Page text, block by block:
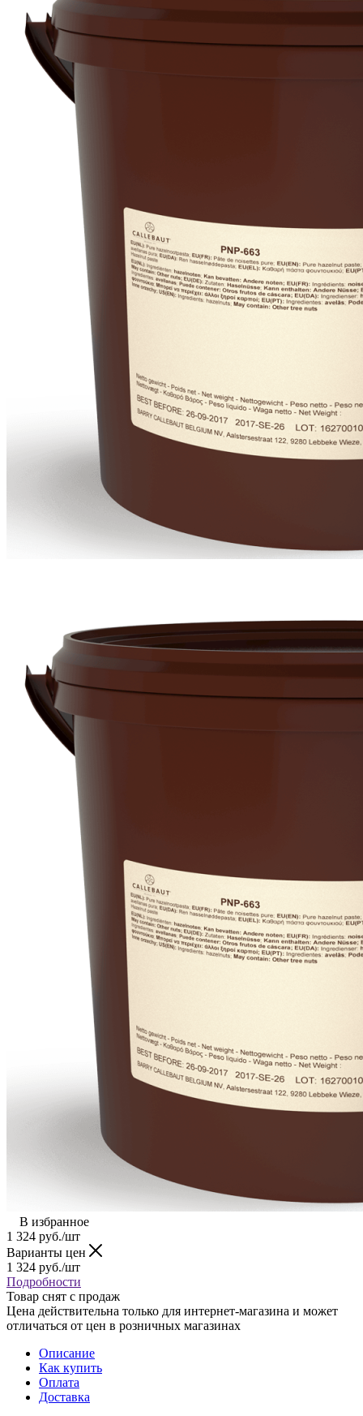
В избранное
1 324 руб./шт
Варианты цен
1 324 руб./шт
Подробности
Товар снят с продаж
Цена действительна только для интернет-магазина и может
отличаться от цен в розничных магазинах
Описание
Как купить
Оплата
Доставка